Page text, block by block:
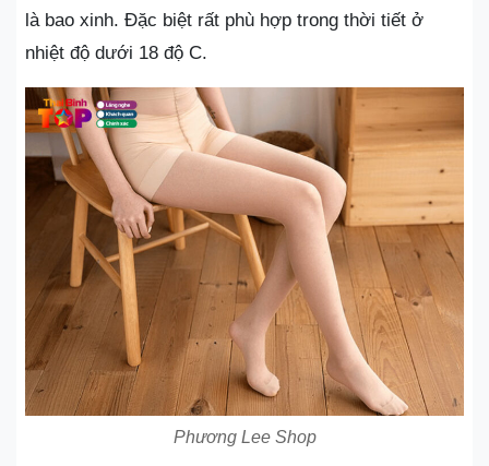
là bao xinh. Đặc biệt rất phù hợp trong thời tiết ở
nhiệt độ dưới 18 độ C.
Phương Lee Shop